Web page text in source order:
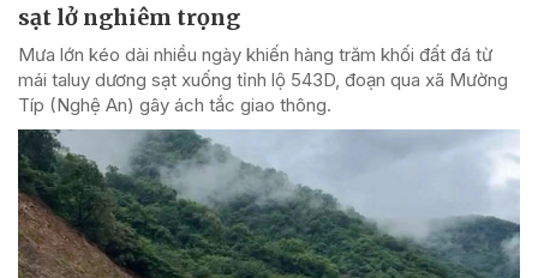
sạt lở nghiêm trọng
Mưa lớn kéo dài nhiều ngày khiến hàng trăm khối đất đá từ
mái taluy dương sạt xuống tỉnh lộ 543D, đoạn qua xã Mường
Típ (Nghệ An) gây ách tắc giao thông.